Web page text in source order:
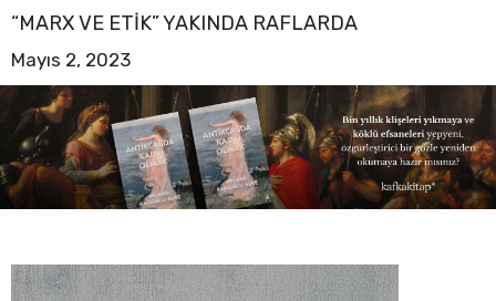
“MARX VE ETIK” YAKINDA RAFLARDA
Mayıs 2, 2023